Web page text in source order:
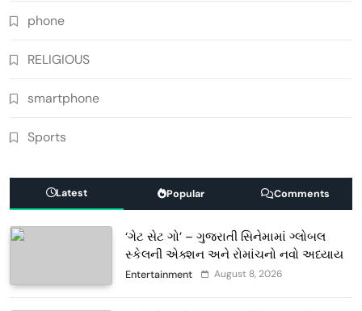
phone
RELIGIOUS
smartphone
Sports
Latest Popular Comments
‘ગેટ સેટ ગો’ – ગુજરાતી સિનેમામાં ગ્લોબલ
સ્કેલની એક્શન અને રોમાંચનો નવો અધ્યાય
Entertainment August 8, 2026